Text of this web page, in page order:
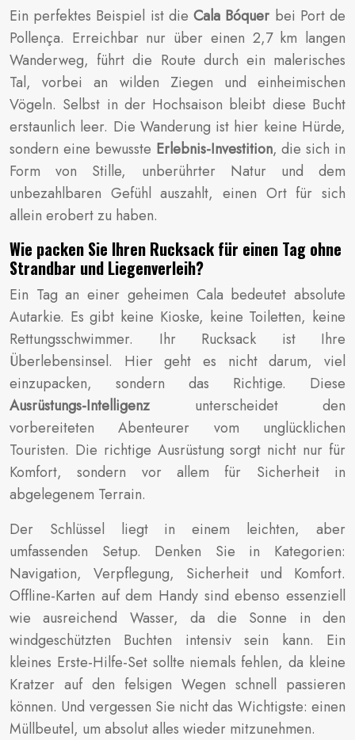
Ein perfektes Beispiel ist dieCala Bóquer bei Port de
Pollença. Erreichbar nur über einen 2,7 km langen
Wanderweg, führt die Route durch ein malerisches
Tal, vorbei an wilden Ziegen und einheimischen
Vögeln. Selbst in der Hochsaison bleibt diese Bucht
erstaunlich leer. Die Wanderung ist hier keine Hürde,
sondern eine bewusste Erlebnis-Investition, die sich in
Form von Stille, unberührter Natur und dem
unbezahlbaren Gefühl auszahlt, einen Ort für sich
allein erobert zu haben.
Wie packen Sie Ihren Rucksack für einen Tag ohne
Strandbar und Liegenverleih?
Ein Tag an einer geheimen Cala bedeutet absolute
Autarkie. Es gibt keine Kioske, keine Toiletten, keine
Rettungsschwimmer. Ihr Rucksack ist Ihre
Überlebensinsel. Hier geht es nicht darum, viel
einzupacken, sondern das Richtige. Diese
Ausrüstungs-Intelligenz unterscheidet den
vorbereiteten Abenteurer vom unglücklichen
Touristen. Die richtige Ausrüstung sorgt nicht nur für
Komfort, sondern vor allem für Sicherheit in
abgelegenem Terrain.
Der Schlüssel liegt in einem leichten, aber
umfassenden Setup. Denken Sie in Kategorien:
Navigation, Verpflegung, Sicherheit und Komfort.
Offline-Karten auf dem Handy sind ebenso essenziell
wie ausreichend Wasser, da die Sonne in den
windgeschützten Buchten intensiv sein kann. Ein
kleines Erste-Hilfe-Set sollte niemals fehlen, da kleine
Kratzer auf den felsigen Wegen schnell passieren
können. Und vergessen Sie nicht das Wichtigste: einen
Müllbeutel, um absolut alles wieder mitzunehmen.